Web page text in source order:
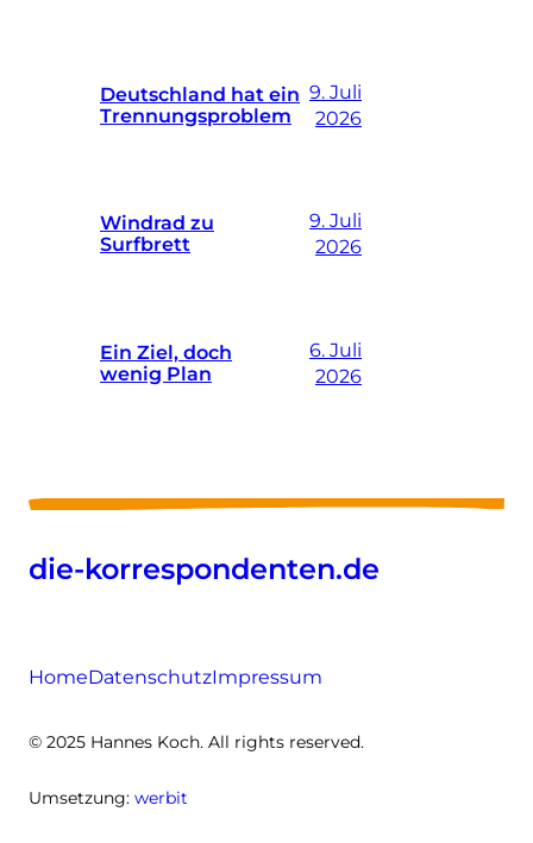
Deutschland hat ein
Trennungsproblem
9. Juli
2026
Windrad zu
Surfbrett
9. Juli
2026
Ein Ziel, doch
wenig Plan
6. Juli
2026
die-korrespondenten.de
HomeDatenschutzImpressum
© 2025 Hannes Koch. All rights reserved.
Umsetzung: werbit